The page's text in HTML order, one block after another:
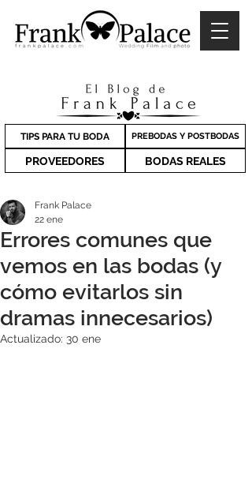
TIPS PARA TU BODA PREBODAS Y POSTBODAS
PROVEEDORES BODAS REALES
Errores comunes que
vemos en las bodas (y
cómo evitarlos sin
dramas innecesarios)
Frank Palace
22 ene
Actualizado: 30 ene